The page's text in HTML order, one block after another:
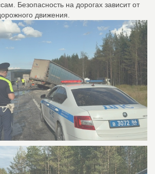
Безопасность на дорогах зависит от
движения.